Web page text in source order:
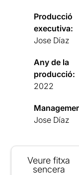
Producció
executiva:
Jose Díaz
Any de la
producció:
2022
Jose Díaz
Veure fitxa
sencera